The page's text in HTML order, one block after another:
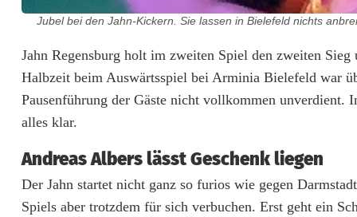
s
t
a
c
h
Jubel bei den Jahn-Kickern. Sie lassen in Bielefeld nichts
Jahn Regensburg holt im zweiten Spiel den zweiten
Halbzeit beim Auswärtsspiel bei Arminia Bielefeld war
Pausenführung der Gäste nicht vollkommen unverdient.
alles klar.
Andreas Albers lässt Geschenk liegen
Der Jahn startet nicht ganz so furios wie gegen
Spiels aber trotzdem für sich verbuchen. Erst geht ein